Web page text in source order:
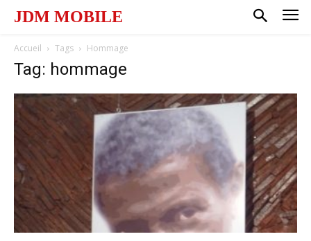
JDM MOBILE
Accueil Tags Hommage
Tag: hommage